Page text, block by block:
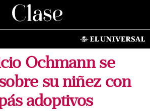
Ochmann se
su niñez con
adoptivos